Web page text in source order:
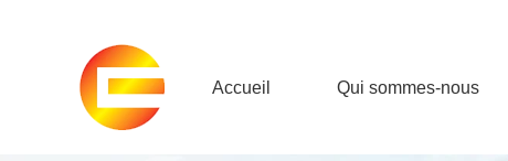
Accueil Qui sommes-nous